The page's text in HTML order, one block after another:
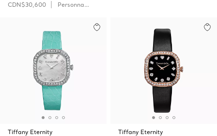
CDN$30,600
Personnaliser
Tiffany Eternity
Tiffany Eternity